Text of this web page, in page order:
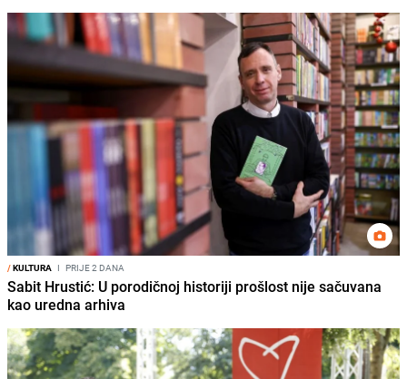
/KULTURA I PRIJE 2 DANA
Sabit Hrustić: U porodičnoj historiji prošlost nije sačuvana
kao uredna arhiva